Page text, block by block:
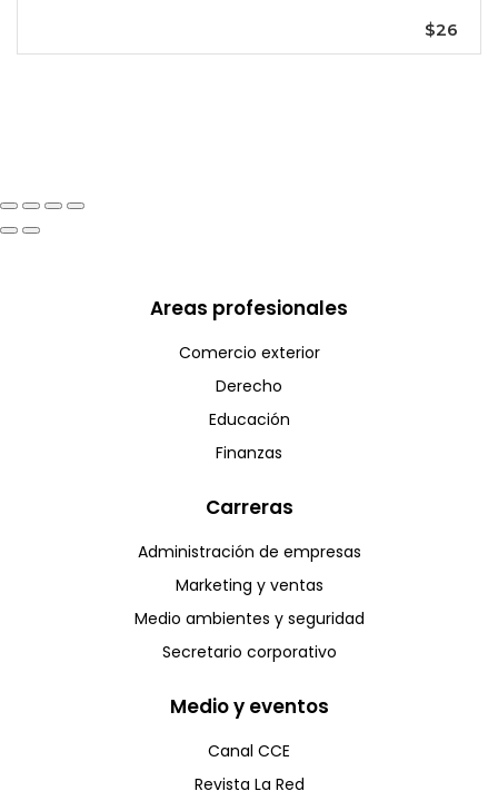
$26
Areas profesionales
Comercio exterior
Derecho
Educación
Finanzas
Carreras
Administración de empresas
Marketing y ventas
Medio ambientes y seguridad
Secretario corporativo
Medio y eventos
Canal CCE
Revista La Red